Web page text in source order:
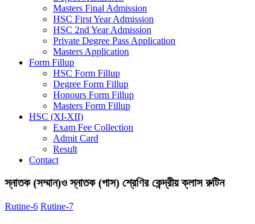
Masters Final Admission
HSC First Year Admission
HSC 2nd Year Admission
Private Degree Pass Application
Masters Application
Form Fillup
HSC Form Fillup
Degree Form Fillup
Honours Form Fillup
Masters Form Fillup
HSC (XI-XII)
Exam Fee Collection
Admit Card
Result
Contact
স্নাতক (সম্মান)ও স্নাতক (পাস) শ্রেণির কেন্দ্রীয় ক্লাস রুটিন
Rutine-6 Rutine-7